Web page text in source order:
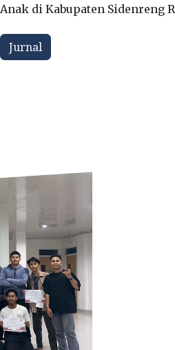
Anak di Kabupaten Sidenreng
Jurnal